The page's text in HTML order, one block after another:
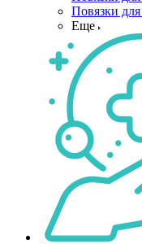
Повязки
Еще